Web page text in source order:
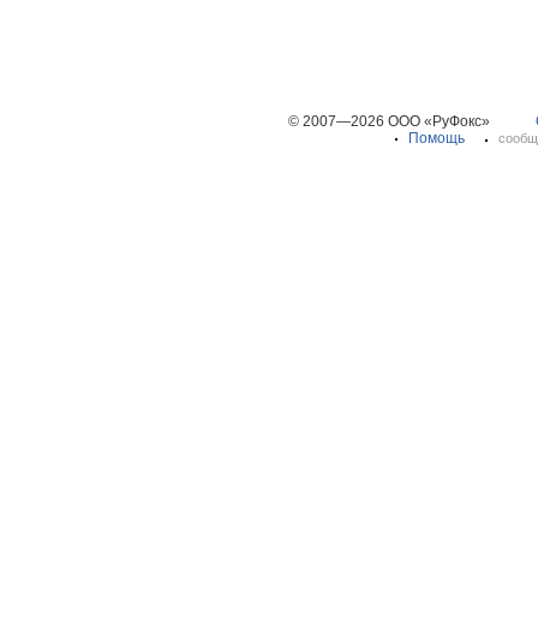
© 2007—2026 ООО «РуФокс»
Помощь